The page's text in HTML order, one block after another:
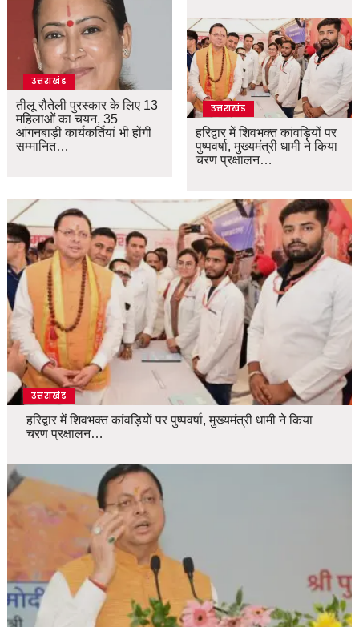
उत्तराखंड
तीलू रौतेली पुरस्कार के लिए 13
महिलाओं का चयन, 35
आंगनबाड़ी कार्यकर्तियां भी होंगी
सम्मानित…
उत्तराखंड
हरिद्वार में शिवभक्त कांवड़ियों पर
पुष्पवर्षा, मुख्यमंत्री धामी ने किया
चरण प्रक्षालन…
उत्तराखंड
हरिद्वार में शिवभक्त कांवड़ियों पर पुष्पवर्षा, मुख्यमंत्री धामी ने किया
चरण प्रक्षालन…